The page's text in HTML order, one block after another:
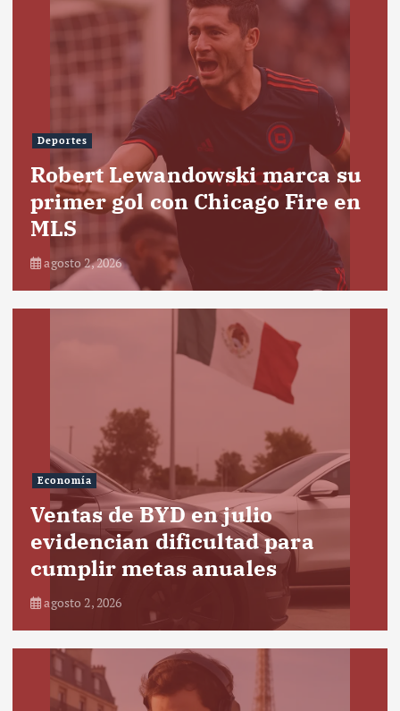
Deportes
Robert Lewandowski marca su
primer gol con Chicago Fire en
MLS
agosto 2, 2026
Economía
Ventas de BYD en julio
evidencian dificultad para
cumplir metas anuales
agosto 2, 2026